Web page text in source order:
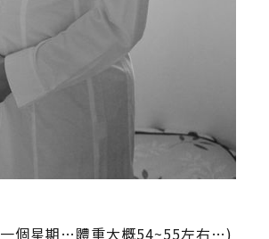
個星期…體重大概54~55左右…)